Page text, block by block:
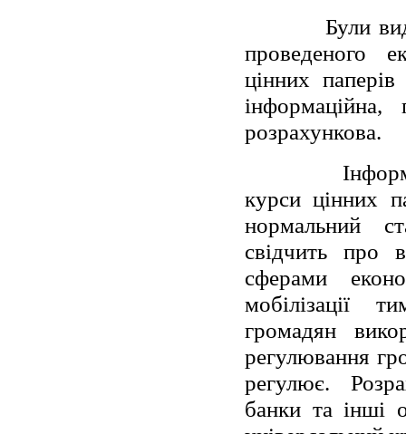
Були
проведеного
цінних
інформаційна,
розрахункова.
курси цінних
нормальний
свідчить про
сферами
мобілізації
громадян
регулювання
регулює.
банки та інші